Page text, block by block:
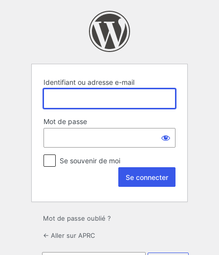
Identifiant ou adresse e-mail
Mot de passe
Se souvenir de moi
Mot de passe oublié ?
← Aller sur APRC